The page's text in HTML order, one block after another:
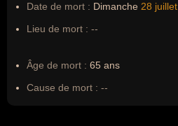
Date de mort : Dimanche 28 juillet
Lieu de mort : --
Âge de mort : 65 ans
Cause de mort : --